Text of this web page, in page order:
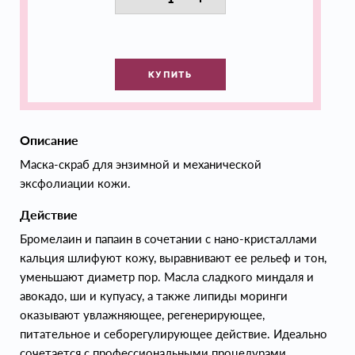
КУПИТЬ
Описание
Маска-скраб для энзимной и механической
эксфолиации кожи.
Действие
Бромелаин и папаин в сочетании с нано-кристаллами
кальция шлифуют кожу, выравнивают ее рельеф и тон,
уменьшают диаметр пор. Масла сладкого миндаля и
авокадо, ши и купуасу, а также липиды моринги
оказывают увлажняющее, регенерирующее,
питательное и себорегулирующее действие. Идеально